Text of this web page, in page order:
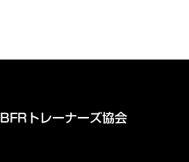
BFRトレーナーズ協会